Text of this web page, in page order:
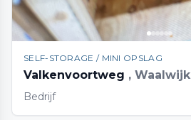
SELF-STORAGE / MINI OPSLAG
Valkenvoortweg , Waalwijk
Bedrijf